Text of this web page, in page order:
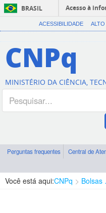
BRASIL
Acesso à
ACESSIBILIDADE
CNPq
MINISTÉRIO DA CIÊNCIA,
Perguntas frequentes Central de
Você está aqui:CNPq